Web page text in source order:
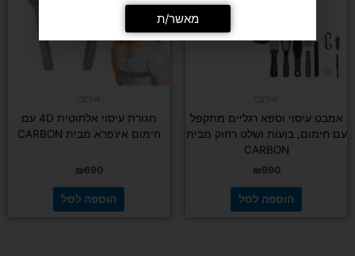
אמבט עיסוי וספא רגליים מתקפל
עם חימום, בועות ושלט רחוק מבית
CARBON
₪990
הוספה לסל
חגורת עיסוי אלחוטית 4D עם
חימום אינפרא מבית CARBON
₪690
הוספה לסל
מאשר/ת